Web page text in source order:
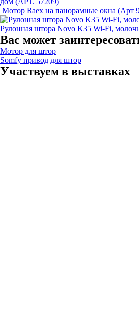
Мотор Raex на панорамные окна (Арт
Рулонная штора Novo K35 Wi-Fi,
Вас может
Мотор для штор
Somfy привод для штор
Участвуем в выставках